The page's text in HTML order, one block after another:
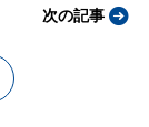
次の記事